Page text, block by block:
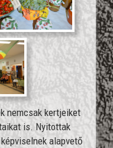
nemcsak kertjeiket
is. Nyitottak
alapvető